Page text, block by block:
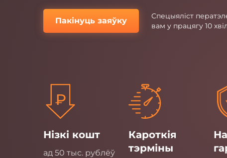
Пакінуць заяўку
Спецыяліст
вам у працягу 10
Нізкі кошт
ад 50 тыс. рублёў
Кароткія
тэрміны